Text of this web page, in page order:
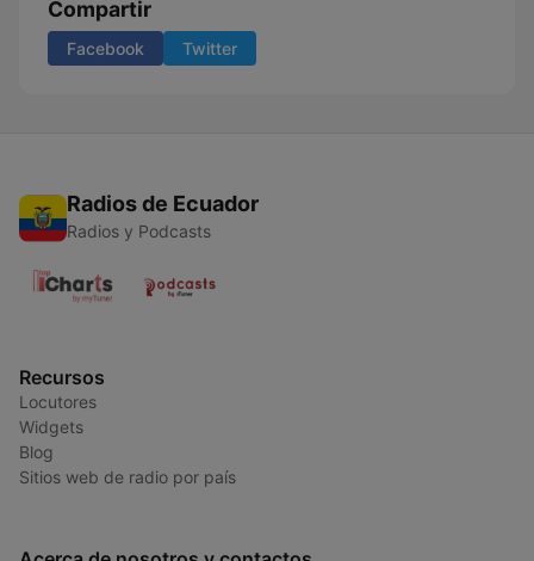
Compartir
Facebook Twitter
Radios de Ecuador
Radios y Podcasts
Recursos
Locutores
Widgets
Blog
Sitios web de radio por país